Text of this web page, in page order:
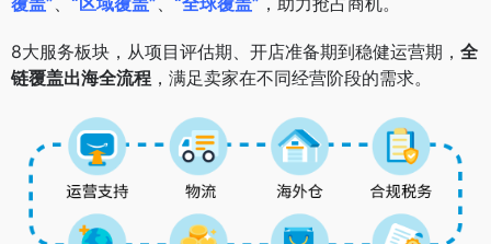
8大服务板块，从项目评估期、开店准备期到稳健运营期， 全
链覆盖出海全流程 ，满足卖家在不同经营阶段的需求。